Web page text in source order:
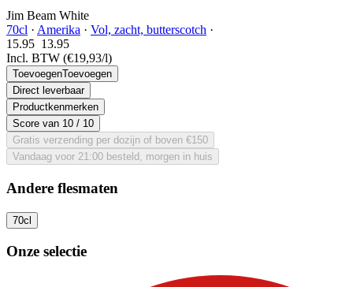
Jim Beam White
70cl · Amerika · Vol, zacht, butterscotch ·
15.95 13.95
Incl. BTW (€19,93/l)
ToevoegenToevoegen
Direct leverbaar
Productkenmerken
Score van 10 / 10
Gratis verzending per dozijn of boven €150
Vandaag voor 21:00 besteld, morgen in huis
Andere flesmaten
70cl
Onze selectie